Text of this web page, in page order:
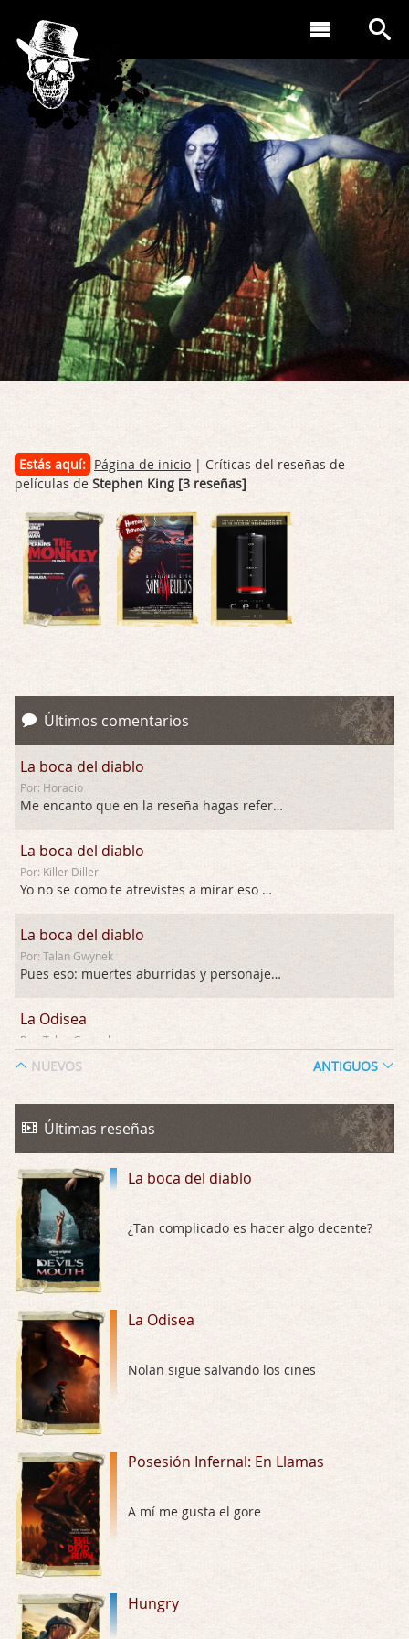
Estás aquí: Página de inicio | Críticas del reseñas de
películas de Stephen King [3 reseñas]
Últimos comentarios
La boca del diablo
Por: Horacio
Me encanto que en la reseña hagas referen …
La boca del diablo
Por: Killer Diller
Yo no se como te atrevistes a mirar eso …
La boca del diablo
Por: Talan Gwynek
Pues eso: muertes aburridas y personajes p …
La Odisea
Por: Talan Gwynek
La Odisea
Por: Draghann
Trance
Por: Luar
Buena película, buen director y buenos ac …
El señor de las moscas
Por: Luar
Hungry
Por: Croc
Las 10 películas gore de Almas Oscuras
Por: JORDI CRUYFF
Possession
Por: Chupasangre
Mi opinión en su día. Su duracion me ha …
El eslabón podrido
Por: Luar
NUEVOS ANTIGUOS
Últimas reseñas
La boca del diablo
¿Tan complicado es hacer algo decente?
La Odisea
Nolan sigue salvando los cines
Posesión Infernal: En Llamas
A mí me gusta el gore
Hungry